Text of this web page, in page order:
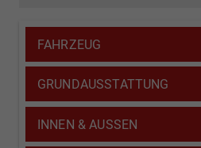
FAHRZEUG
GRUNDAUSSTATTUNG
INNEN & AUSSEN